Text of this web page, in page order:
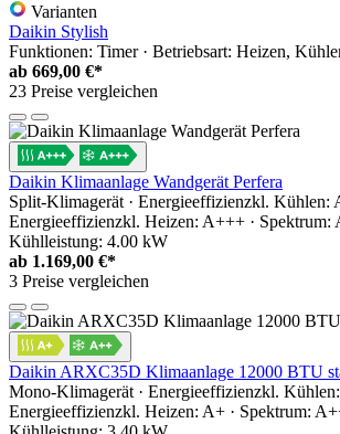
Varianten
Daikin Stylish
Funktionen: Timer · Betriebsart: Heizen,
ab 669,00 €*
23 Preise vergleichen
Daikin Klimaanlage Wandgerät Perfera
Split-Klimagerät · Energieeffizienzkl. Kühlen:
Energieeffizienzkl. Heizen: A+++ · Spektrum:
Kühlleistung: 4.00 kW
ab 1.169,00 €*
3 Preise vergleichen
Daikin ARXC35D Klimaanlage 12000 BTU
Mono-Klimagerät · Energieeffizienzkl.
Energieeffizienzkl. Heizen: A+ · Spektrum: